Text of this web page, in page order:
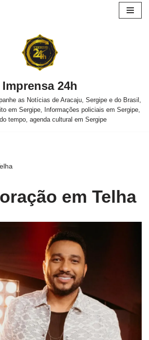
Imprensa 24h
as Notícias de Aracaju, Sergipe e do Brasil,
em Sergipe, Informações policiais em Sergipe,
tempo, agenda cultural em Sergipe
em Telha